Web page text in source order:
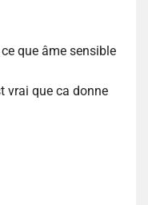
que âme sensible
vrai que ca donne